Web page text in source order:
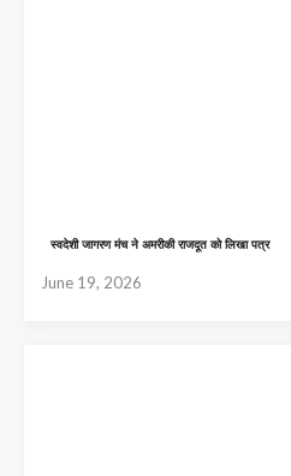
स्वदेशी जागरण मंच ने अमरीकी राजदूत को लिखा पत्र
June 19, 2026